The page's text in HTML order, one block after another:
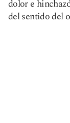
dolor e
del sentido del